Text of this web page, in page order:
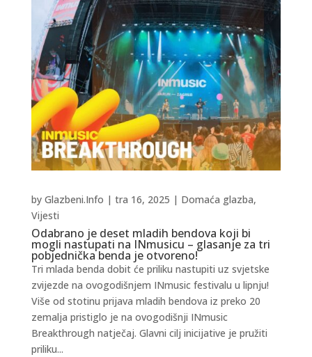
Odabrano je deset mladih bendova koji bi
mogli nastupati na INmusicu – glasanje za tri
pobjednička benda je otvoreno!
by Glazbeni.Info | tra 16, 2025 | Domaća glazba,
Vijesti
Tri mlada benda dobit će priliku nastupiti uz svjetske
zvijezde na ovogodišnjem INmusic festivalu u lipnju!
Više od stotinu prijava mladih bendova iz preko 20
zemalja pristiglo je na ovogodišnji INmusic
Breakthrough natječaj. Glavni cilj inicijative je pružiti
priliku...